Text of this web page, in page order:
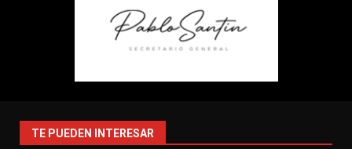
TE PUEDEN INTERESAR